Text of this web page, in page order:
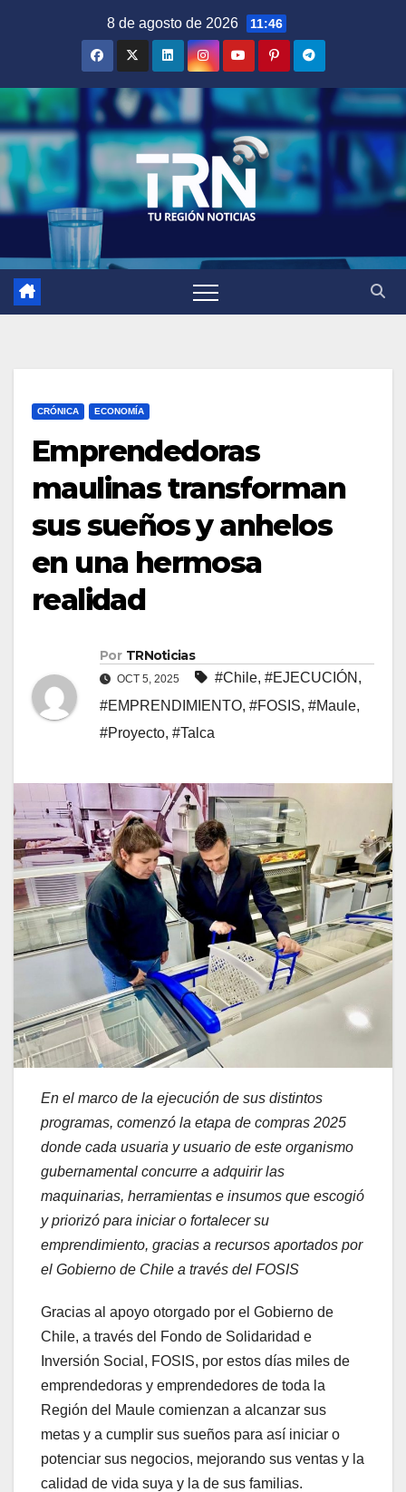
8 de agosto de 2026 11:46
CRÓNICA ECONOMÍA
Emprendedoras
maulinas transforman
sus sueños y anhelos
en una hermosa
realidad
Por TRNoticias
OCT 5, 2025 #Chile, #EJECUCIÓN ,
#EMPRENDIMIENTO, #FOSIS, #Maule,
#Proyecto, #Talca
En el marco de la ejecución de sus distintos
programas, comenzó la etapa de compras 2025
donde cada usuaria y usuario de este organismo
gubernamental concurre a adquirir las
maquinarias, herramientas e insumos que escogió
y priorizó para iniciar o fortalecer su
emprendimiento, gracias a recursos aportados por
el Gobierno de Chile a través del FOSIS
Gracias al apoyo otorgado por el Gobierno de
Chile, a través del Fondo de Solidaridad e
Inversión Social, FOSIS, por estos días miles de
emprendedoras y emprendedores de toda la
Región del Maule comienzan a alcanzar sus
metas y a cumplir sus sueños para así iniciar o
potenciar sus negocios, mejorando sus ventas y la
calidad de vida suya y la de sus familias.